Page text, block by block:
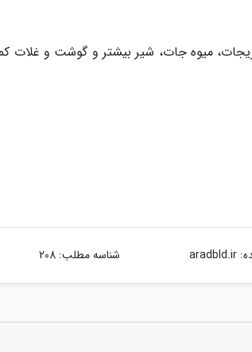
میوه جات، شیر بیشتر و گوشت و غلات
aradbld.ir شناسه مطلب: 208